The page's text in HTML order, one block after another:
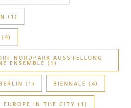
(1)
(4)
NORDPARK AUSSTELLUNG
ENSEMBLE (1)
(1) BIENNALE (4)
EUROPE IN THE CITY (1)